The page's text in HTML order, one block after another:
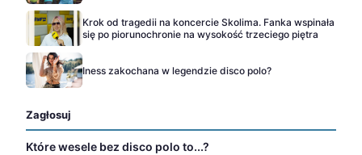
Krok od tragedii na koncercie Skolima. Fanka wspinała
się po piorunochronie na wysokość trzeciego piętra
Iness zakochana w legendzie disco polo?
Zagłosuj
Które wesele bez disco polo to...?